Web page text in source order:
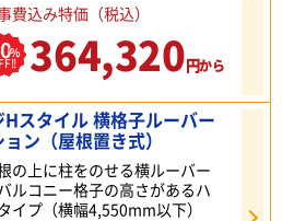
費込み特価（税込）
% 364,320円から
スタイル 横格子ルーバー
ン（屋根置き式）
の上に柱をのせる横ルーバー
ルコニー格子の高さがあるハ
イプ（横幅4,550mm以下）